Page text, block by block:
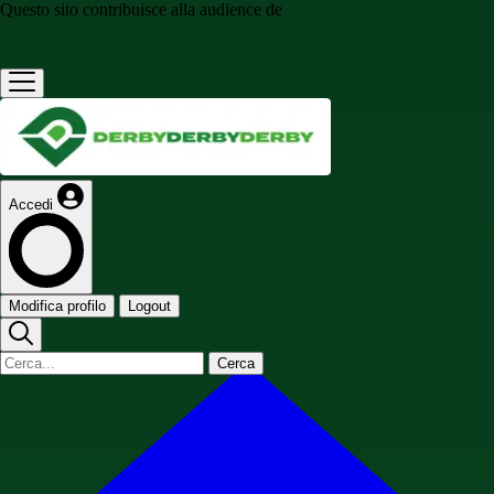
Questo sito contribuisce alla audience de
Accedi
Modifica profilo Logout
Cerca